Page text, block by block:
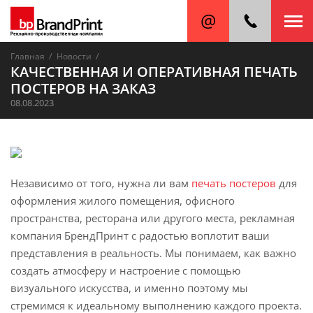
Главная / Новости /
КАЧЕСТВЕННАЯ И ОПЕРАТИВНАЯ ПЕЧАТЬ
ПОСТЕРОВ НА ЗАКАЗ
08.08.2023
Независимо от того, нужна ли вам печать постеров для
оформления жилого помещения, офисного
пространства, ресторана или другого места, рекламная
компания БрендПринт с радостью воплотит ваши
представления в реальность. Мы понимаем, как важно
создать атмосферу и настроение с помощью
визуального искусства, и именно поэтому мы
стремимся к идеальному выполнению каждого проекта.